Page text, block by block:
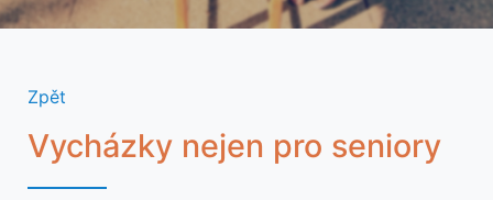
Zpět
Vycházky nejen pro seniory